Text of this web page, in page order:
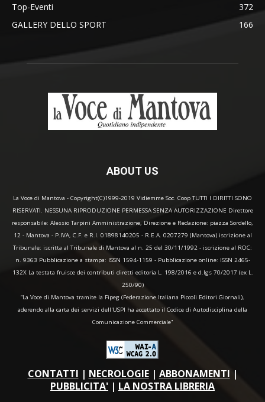
Top-Eventi
372
GALLERY DELLO SPORT
166
ABOUT US
La Voce di Mantova - Copyright(C)1999-2019 Vidiemme Soc. Coop TUTTI I DIRITTI SONO
RISERVATI. NESSUNA RIPRODUZIONE PERMESSA SENZA AUTORIZZAZIONE Direttore
responsabile: Alessio Tarpini Amministrazione, Direzione e Redazione: piazza Sordello,
12 - Mantova - P.IVA, C.F. e R.I. 01898140205 - R.E.A. 0207279 (Mantova) iscrizione al
Tribunale: iscritta al Tribunale di Mantova al n. 25 del 30/11/1992 - iscrizione al ROC:
n. 9363 Pubblicazione a stampa: ISSN 1594-1159 - Pubblicazione online: ISSN 2465-
132X La testata fruisce dei contributi diretti editoria L. 198/2016 e d.lgs 70/2017 (ex L.
250/90)
“La Voce di Mantova tramite la Fipeg (Federazione Italiana Piccoli Editori Giornali),
aderendo alla carta dei servizi dell'USPI ha accettato il Codice di Autodisciplina della
Comunicazione Commerciale"
CONTATTI | NECROLOGIE| ABBONAMENTI |
PUBBLICITA' | LA NOSTRA LIBRERIA